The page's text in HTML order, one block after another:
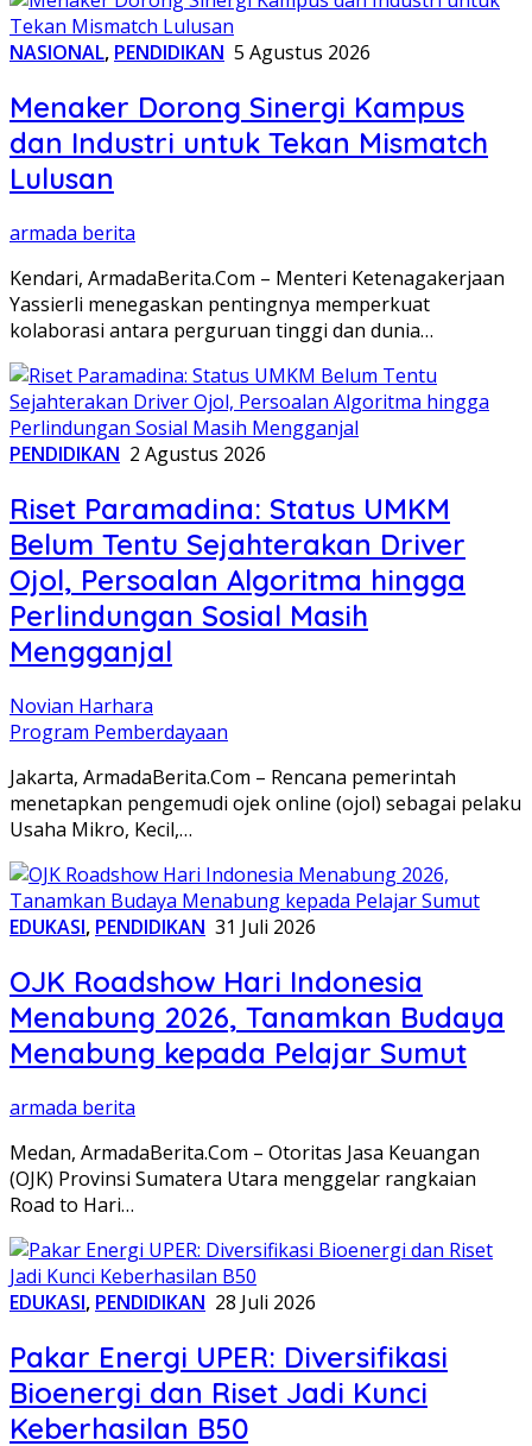
NASIONAL, PENDIDIKAN 5 Agustus 2026
Menaker Dorong Sinergi Kampus
dan Industri untuk Tekan Mismatch
Lulusan
armada berita
Kendari, ArmadaBerita.Com – Menteri Ketenagakerjaan
Yassierli menegaskan pentingnya memperkuat
kolaborasi antara perguruan tinggi dan dunia…
PENDIDIKAN 2 Agustus 2026
Riset Paramadina: Status UMKM
Belum Tentu Sejahterakan Driver
Ojol, Persoalan Algoritma hingga
Perlindungan Sosial Masih
Mengganjal
Novian Harhara
Program Pemberdayaan
Jakarta, ArmadaBerita.Com – Rencana pemerintah
menetapkan pengemudi ojek online (ojol) sebagai pelaku
Usaha Mikro, Kecil,…
EDUKASI, PENDIDIKAN 31 Juli 2026
OJK Roadshow Hari Indonesia
Menabung 2026, Tanamkan Budaya
Menabung kepada Pelajar Sumut
armada berita
Medan, ArmadaBerita.Com – Otoritas Jasa Keuangan
(OJK) Provinsi Sumatera Utara menggelar rangkaian
Road to Hari…
EDUKASI, PENDIDIKAN 28 Juli 2026
Pakar Energi UPER: Diversifikasi
Bioenergi dan Riset Jadi Kunci
Keberhasilan B50